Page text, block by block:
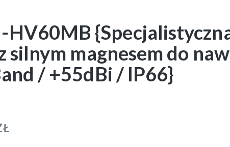
HV60MB
silnym magnesem do
/ +55dBi / IP66}